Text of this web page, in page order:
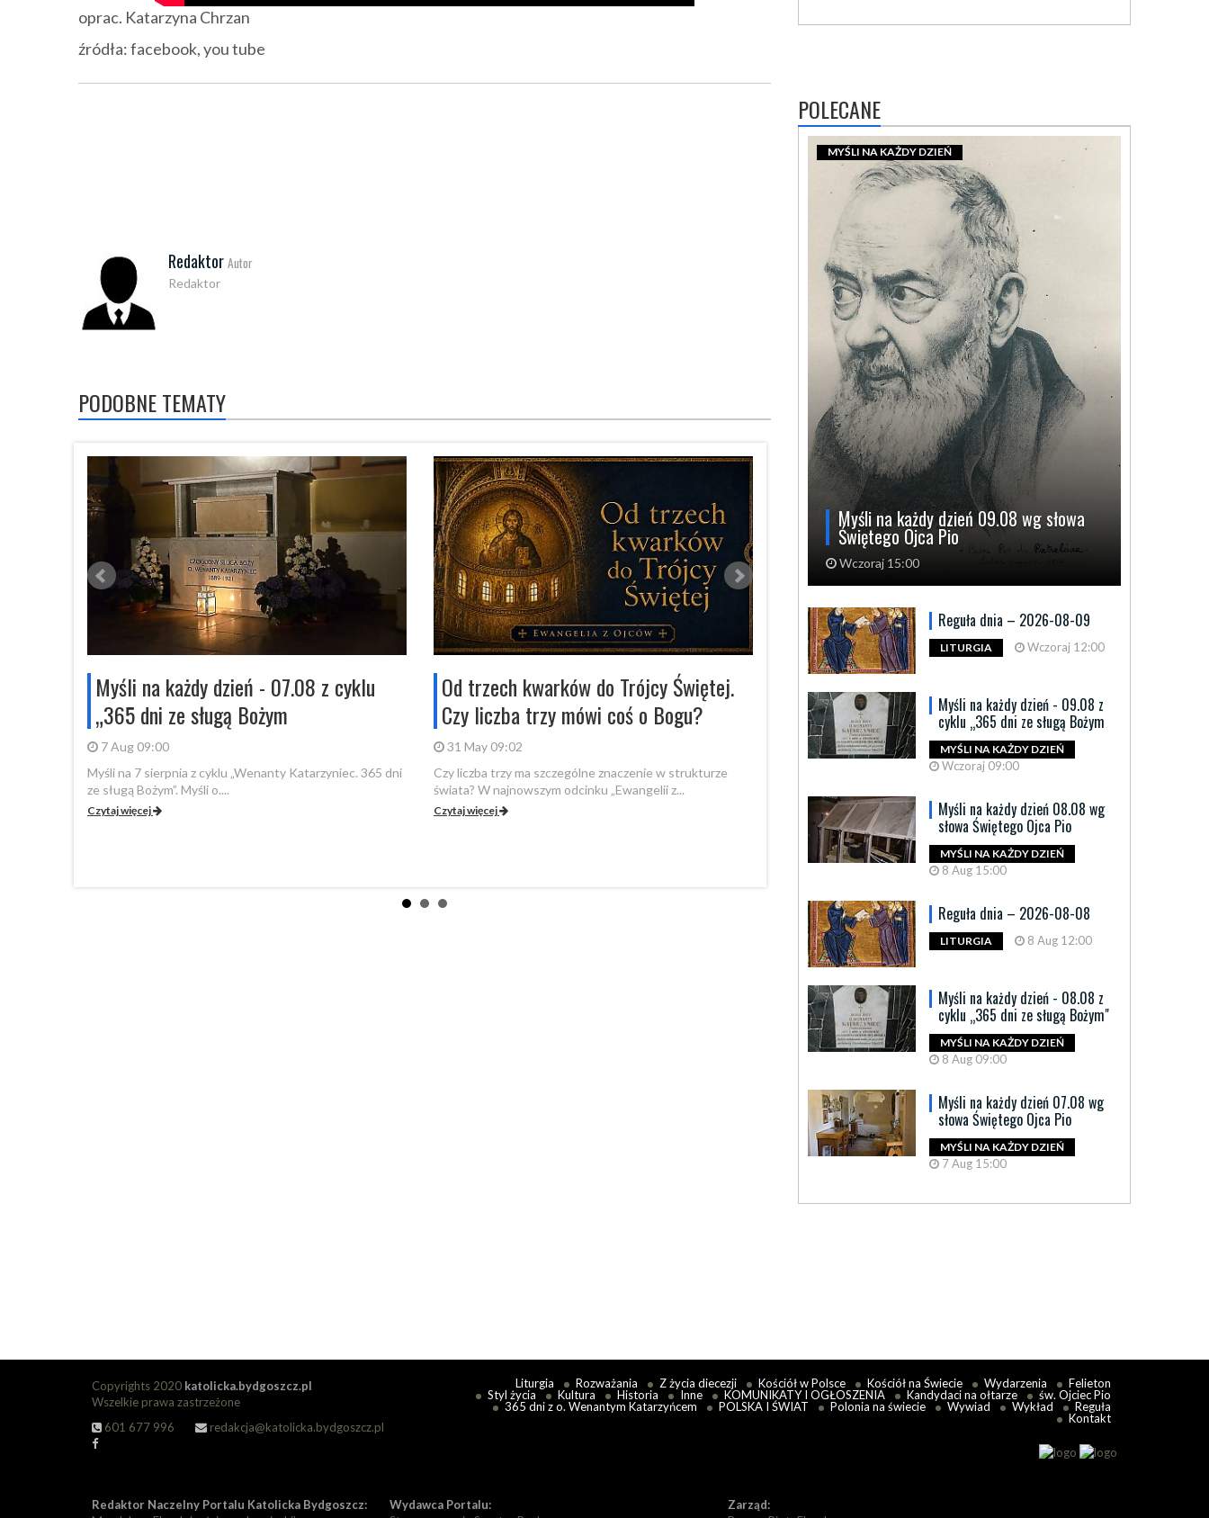
oprac. Katarzyna Chrzan
źródła: facebook, you tube
Redaktor Autor
Redaktor
PODOBNE TEMATY
Myśli na każdy dzień - 07.08 z cyklu
„365 dni ze sługą Bożym
7 Aug 09:00
Myśli na 7 sierpnia z cyklu „Wenanty Katarzyniec. 365 dni
ze sługą Bożym”. Myśli o....
Czytaj więcej
Od trzech kwarków do Trójcy Świętej.
Czy liczba trzy mówi coś o Bogu?
31 May 09:02
Czy liczba trzy ma szczególne znaczenie w strukturze
świata? W najnowszym odcinku „Ewangelii z...
Czytaj więcej
Europa między dziedzictwem a
przyszłością. Spotkanie z biskupem
Janem Tyrawą
W czwartek, 28 maja, o godzinie 19.00 w Centrum
Edukacyjno-Formacyjnym DB odbędzie się kolejny...
Czytaj więcej
POLECANE
Myśli na każdy dzień 09.08 wg słowa
Świętego Ojca Pio
Wczoraj 15:00
MYŚLI NA KAŻDY DZIEŃ
Reguła dnia – 2026-08-09
LITURGIA Wczoraj 12:00
Myśli na każdy dzień - 09.08 z
cyklu „365 dni ze sługą Bożym
MYŚLI NA KAŻDY DZIEŃ
Wczoraj 09:00
Myśli na każdy dzień 08.08 wg
słowa Świętego Ojca Pio
MYŚLI NA KAŻDY DZIEŃ
8 Aug 15:00
Reguła dnia – 2026-08-08
LITURGIA 8 Aug 12:00
Myśli na każdy dzień - 08.08 z
cyklu „365 dni ze sługą Bożym"
MYŚLI NA KAŻDY DZIEŃ
8 Aug 09:00
Myśli na każdy dzień 07.08 wg
słowa Świętego Ojca Pio
MYŚLI NA KAŻDY DZIEŃ
7 Aug 15:00
Copyrights 2020 katolicka.bydgoszcz.pl
Wszelkie prawa zastrzeżone
601 677 996
redakcja@katolicka.bydgoszcz.pl
Liturgia Rozważania Z życia diecezji Kościół w Polsce Kościół na Świecie Wydarzenia
Felieton
Styl życia
Kultura Historia Inne KOMUNIKATY I OGŁOSZENIA Kandydaci na ołtarze
św. Ojciec Pio
365 dni z o. Wenantym Katarzyńcem
POLSKA I ŚWIAT Polonia na świecie Wywiad Wykład
Reguła
Kontakt
Redaktor Naczelny Portalu Katolicka Bydgoszcz:
Wydawca Portalu:
Zarząd: